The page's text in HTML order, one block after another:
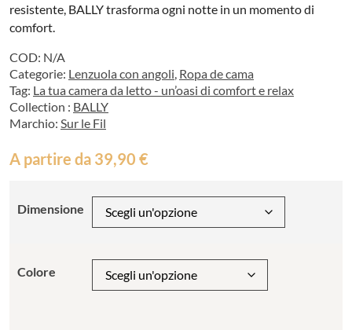
resistente, BALLY trasforma ogni notte in un momento di
comfort.
COD: N/A
Categorie: Lenzuola con angoli Ropa de cama
Tag: La tua camera da letto - un’oasi di comfort e relax
Collection : BALLY
Marchio: Sur le Fil
A partire da 39,90 €
Dimensione
Colore